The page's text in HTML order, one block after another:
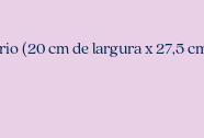
(20 cm de largura x 27,5